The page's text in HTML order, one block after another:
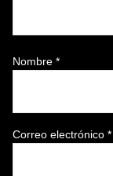
Nombre *
Correo electrónico *